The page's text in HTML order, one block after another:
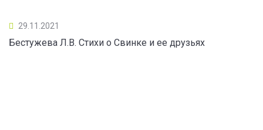
29.11.2021
Бестужева Л.В. Стихи о Свинке и ее друзьях